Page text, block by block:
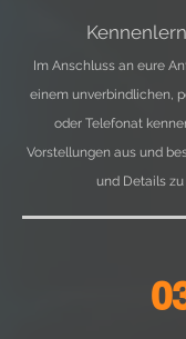
Im Anschluss an eure
einem unverbindlichen,
oder Telefonat
Vorstellungen aus und
und Details zu